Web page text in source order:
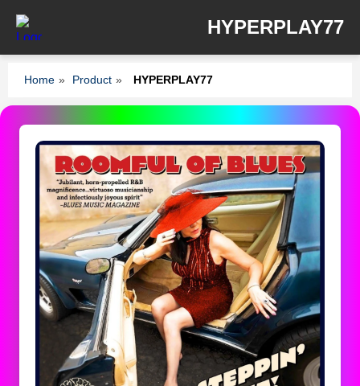
HYPERPLAY77
Home » Product » HYPERPLAY77